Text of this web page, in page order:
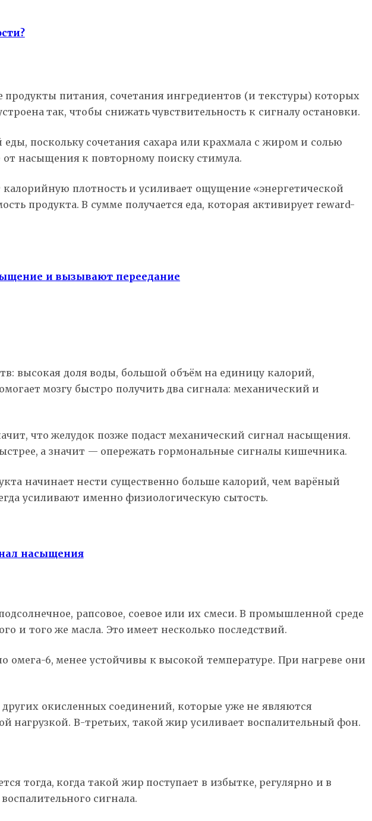
питания, сочетания ингредиентов (и текстуры) которых
так, чтобы снижать чувствительность к сигналу остановки.
поскольку сочетания сахара или крахмала с жиром и солью
насыщения к повторному поиску стимула.
плотность и усиливает ощущение «энергетической
продукта. В сумме получается еда, которая активирует reward-
и вызывают переедание
высокая доля воды, большой объём на единицу калорий,
мозгу быстро получить два сигнала: механический и
что желудок позже подаст механический сигнал насыщения.
а значит — опережать гормональные сигналы кишечника.
начинает нести существенно больше калорий, чем варёный
усиливают именно физиологическую сытость.
насыщения
рапсовое, соевое или их смеси. В промышленной среде
и того же масла. Это имеет несколько последствий.
6, менее устойчивы к высокой температуре. При нагреве они
окисленных соединений, которые уже не являются
нагрузкой. В-третьих, такой жир усиливает воспалительный фон.
тогда, когда такой жир поступает в избытке, регулярно и в
сигнала.